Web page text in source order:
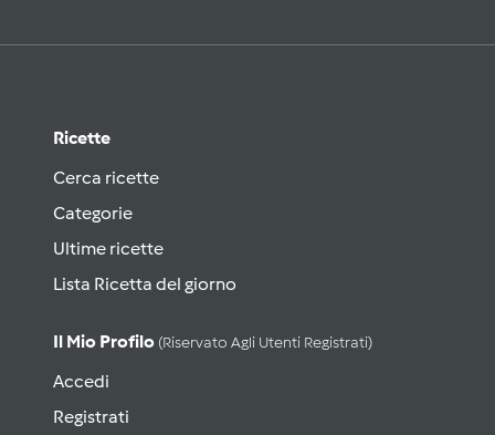
Ricette
Cerca ricette
Categorie
Ultime ricette
Lista Ricetta del giorno
Il Mio Profilo (riservato Agli Utenti Registrati)
Accedi
Registrati